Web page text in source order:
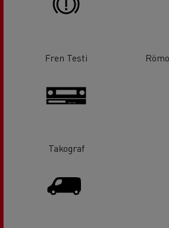
Fren Testi
Takograf